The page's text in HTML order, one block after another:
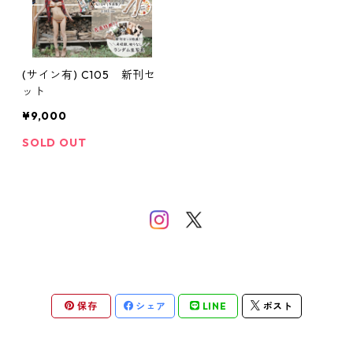
(サイン有) C105 新刊セ
ット
¥9,000
SOLD OUT
保存 シェア LINE ポスト